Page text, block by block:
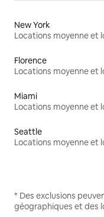
New York
Florence
Miami
Seattle
* Des exclusions
géographiques et des